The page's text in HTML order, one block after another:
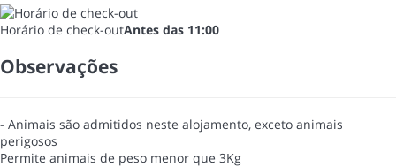
Horário de check-outAntes das 11:00
Observações
- Animais são admitidos neste alojamento, exceto animais
perigosos
Permite animais de peso menor que 3Kg